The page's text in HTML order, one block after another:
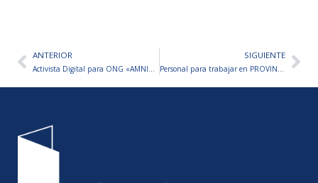
AntANTERIOR
Activista Digital para ONG «AMNISTÍA INTERNACIONAL»
SIGUIENTE
Personal para trabajar en PROVINCIA NET – PROGRAMA DE PASANTÍAS 2026